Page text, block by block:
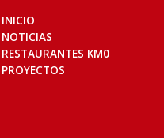
INICIO
NOTICIAS
RESTAURANTES KM0
PROYECTOS